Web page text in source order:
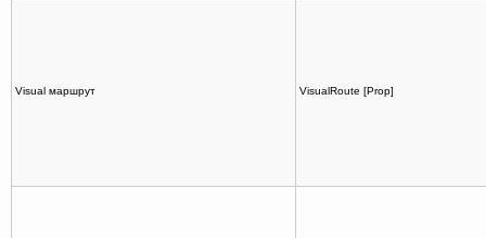
Visual маршрут VisualRoute [Prop]